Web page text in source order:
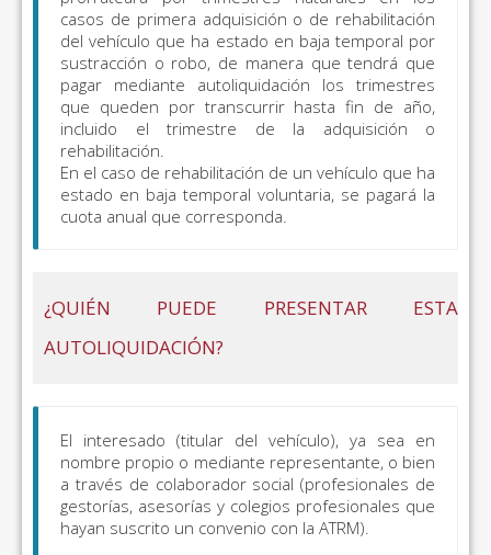
casos de primera adquisición o de rehabilitación
del vehículo que ha estado en baja temporal por
sustracción o robo, de manera que tendrá que
pagar mediante autoliquidación los trimestres
que queden por transcurrir hasta fin de año,
incluido el trimestre de la adquisición o
rehabilitación.
En el caso de rehabilitación de un vehículo que ha
estado en baja temporal voluntaria, se pagará la
cuota anual que corresponda.
¿QUIÉN PUEDE PRESENTAR ESTA
AUTOLIQUIDACIÓN?
El interesado (titular del vehículo), ya sea en
nombre propio o mediante representante, o bien
a través de colaborador social (profesionales de
gestorías, asesorías y colegios profesionales que
hayan suscrito un convenio con la ATRM).